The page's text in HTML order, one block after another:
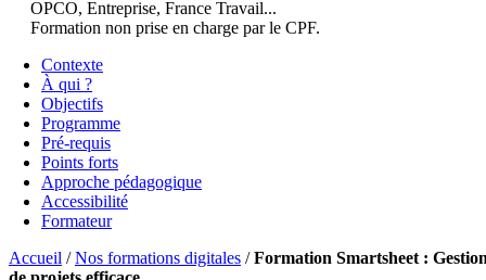
OPCO, Entreprise, France Travail...
Formation non prise en charge par le CPF.
Contexte
À qui ?
Objectifs
Programme
Pré-requis
Points forts
Approche pédagogique
Accessibilité
Formateur
Accueil /Nos formations digitales /Formation Smartsheet :